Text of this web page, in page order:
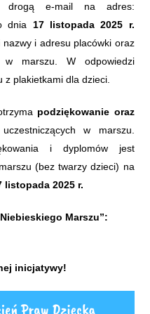
drogą e-mail na adres:
dnia 17 listopada 2025 r.
i adresu placówki oraz
w marszu. W odpowiedzi
z plakietkami dla dzieci.
podziękowanie oraz
w marszu.
i dyplomów jest
(bez twarzy dzieci) na
listopada 2025 r.
Marszu”:
inicjatywy!